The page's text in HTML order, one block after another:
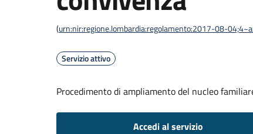
(urn:nir:regione.lombardia:regolamento:2017-08-
Servizio attivo
Procedimento di ampliamento del nucleo
Accedi al servizio